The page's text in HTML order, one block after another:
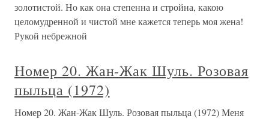
золотистой. Но как она степенна и стройна, какою
целомудренной и чистой мне кажется теперь моя жена!
Рукой небрежной
Номер 20. Жан-Жак Шуль. Розовая
пыльца (1972)
Номер 20. Жан-Жак Шуль. Розовая пыльца (1972) Меня